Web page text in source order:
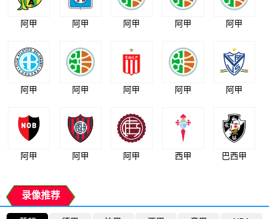
阿甲 阿甲 阿甲 阿甲 阿甲
阿甲 阿甲 阿甲 阿甲 阿甲
阿甲 阿甲 阿甲 西甲 巴西甲
录像推荐